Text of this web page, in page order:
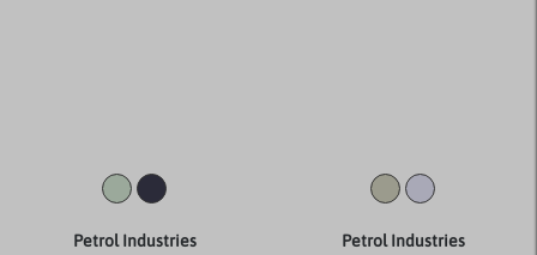
Petrol Industries Petrol Industries